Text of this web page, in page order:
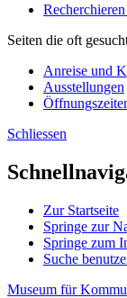
Seiten die oft
Anreise und
Ausstellungen
Schliessen
Zur Startseite
Springe zur
Springe zum
Suche
Museum für